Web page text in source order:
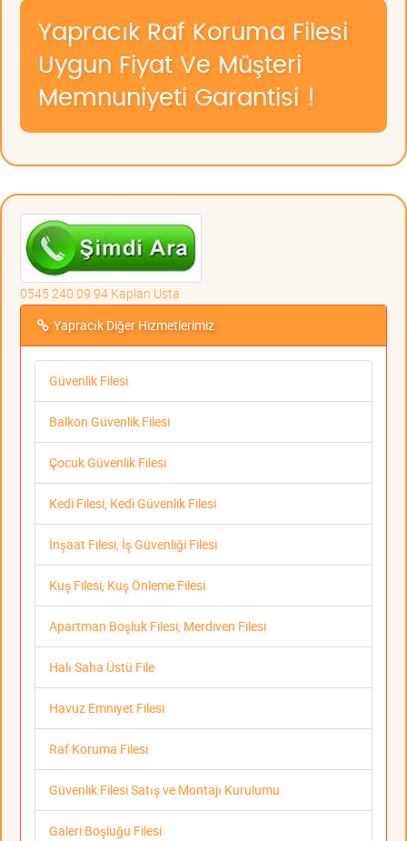
Yapracık Raf Koruma Filesi
Uygun Fiyat Ve Müşteri
Memnuniyeti Garantisi !
0545 240 09 94 Kaplan Usta
Yapracık Diğer Hizmetlerimiz
Güvenlik Filesi
Balkon Güvenlik Filesi
Çocuk Güvenlik Filesi
Kedi Filesi, Kedi Güvenlik Filesi
İnşaat Filesi, İş Güvenliği Filesi
Kuş Filesi, Kuş Önleme Filesi
Apartman Boşluk Filesi, Merdiven Filesi
Halı Saha Üstü File
Havuz Emniyet Filesi
Raf Koruma Filesi
Güvenlik Filesi Satış ve Montajı Kurulumu
Galeri Boşluğu Filesi